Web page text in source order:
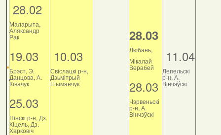
28.02
Маларыта,
Аляксандр
Рак
19.03
Брэст, Э.
Данцова, А.
Ківачук
25.03
Пінскі р-н, Дз.
Кіцель, Дз.
Харковіч
10.03
Свіслацкі р-н,
Дзьмітрый
Шыманчук
28.03
Любань,
Мікалай
Верабей
28.03
Чэрвеньскі
р-н, А.
Вінчэўскі
11.04
Лепельскі
р-н, А.
Вінчэўскі